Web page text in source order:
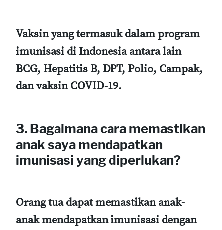
Vaksin yang termasuk dalam program
imunisasi di Indonesia antara lain
BCG, Hepatitis B, DPT, Polio, Campak,
dan vaksin COVID-19.
3. Bagaimana cara memastikan
anak saya mendapatkan
imunisasi yang diperlukan?
Orang tua dapat memastikan anak-
anak mendapatkan imunisasi dengan